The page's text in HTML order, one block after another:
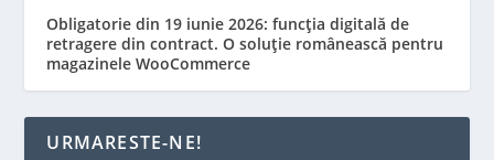
Obligatorie din 19 iunie 2026: funcția digitală de
retragere din contract. O soluție românească pentru
magazinele WooCommerce
URMARESTE-NE!